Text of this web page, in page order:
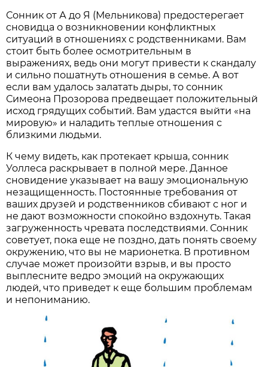
Сонник от А до Я (Мельникова) предостерегает
сновидца о возникновении конфликтных
ситуаций в отношениях с родственниками. Вам
стоит быть более осмотрительным в
выражениях, ведь они могут привести к скандалу
и сильно пошатнуть отношения в семье. А вот
если вам удалось залатать дыры, то сонник
Симеона Прозорова предвещает положительный
исход грядущих событий. Вам удастся выйти «на
мировую» и наладить теплые отношения с
близкими людьми.
К чему видеть, как протекает крыша, сонник
Уоллеса раскрывает в полной мере. Данное
сновидение указывает на вашу эмоциональную
незащищенность. Постоянные требования от
ваших друзей и родственников сбивают с ног и
не дают возможности спокойно вздохнуть. Такая
загруженность чревата последствиями. Сонник
советует, пока еще не поздно, дать понять своему
окружению, что вы не марионетка. В противном
случае может произойти взрыв, и вы просто
выплесните ведро эмоций на окружающих
людей, что приведет к еще большим проблемам
и непониманию.